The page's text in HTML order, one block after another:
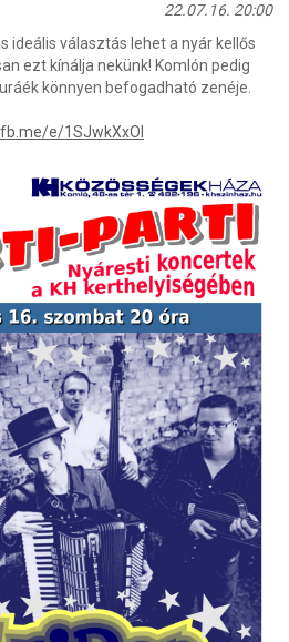
22.07.16. 20:00
ideális választás lehet a nyár kellős
ezt kínálja nekünk! Komlón pedig
könnyen befogadható zenéje.
e/1SJwkXxOl